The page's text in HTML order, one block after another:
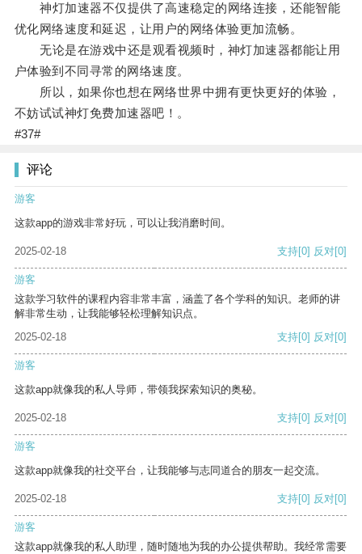
神灯加速器不仅提供了高速稳定的网络连接，还能智能
优化网络速度和延迟，让用户的网络体验更加流畅。
无论是在游戏中还是观看视频时，神灯加速器都能让用
户体验到不同寻常的网络速度。
所以，如果你也想在网络世界中拥有更快更好的体验，
不妨试试神灯免费加速器吧！。
#37#
评论
游客
这款app的游戏非常好玩，可以让我消磨时间。
2025-02-18 支持[0] 反对[0]
游客
这款学习软件的课程内容非常丰富，涵盖了各个学科的知识。老师的讲
解非常生动，让我能够轻松理解知识点。
2025-02-18
支持[0] 反对[0]
游客
这款app就像我的私人导师，带领我探索知识的奥秘。
2025-02-18 支持[0] 反对[0]
游客
这款app就像我的社交平台，让我能够与志同道合的朋友一起交流。
2025-02-18 支持[0] 反对[0]
游客
这款app就像我的私人助理，随时随地为我的办公提供帮助。我经常需要